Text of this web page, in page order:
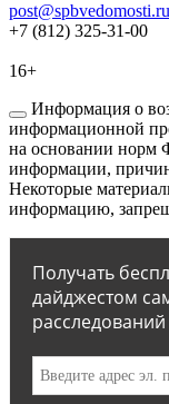
post@spbvedomosti.ru
+7 (812) 325-31-00
16+
Информация о
информационной
на основании норм
информации,
Некоторые
информацию,
Получать
дайджестом
расследований